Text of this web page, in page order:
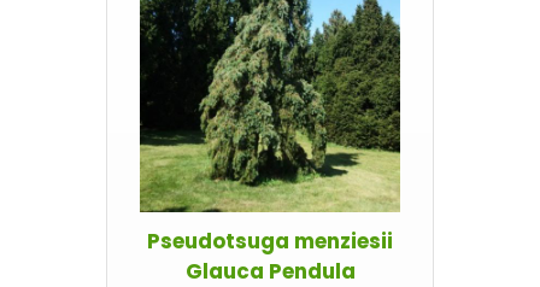
Pseudotsuga menziesii
Glauca Pendula